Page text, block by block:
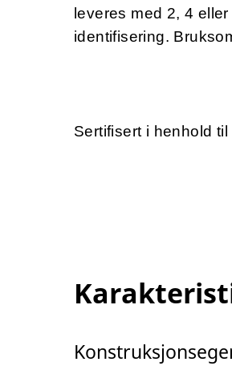
leveres med 2, 4
identifisering.
Sertifisert i henhold